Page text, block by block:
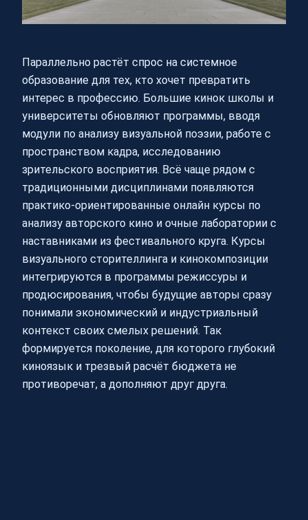
Параллельно растёт спрос на системное
образование для тех, кто хочет превратить
интерес в профессию. Большие кинок школы и
университеты обновляют программы, вводя
модули по анализу визуальной поэзии, работе с
пространством кадра, исследованию
зрительского восприятия. Всё чаще рядом с
традиционными дисциплинами появляются
практико-ориентированные онлайн курсы по
анализу авторского кино и очные лаборатории с
наставниками из фестивального круга. Курсы
визуального сторителлинга и кинокомпозиции
интегрируются в программы режиссуры и
продюсирования, чтобы будущие авторы сразу
понимали экономический и индустриальный
контекст своих смелых решений. Так
формируется поколение, для которого глубокий
киноязык и трезвый расчёт бюджета не
противоречат, а дополняют друг друга.